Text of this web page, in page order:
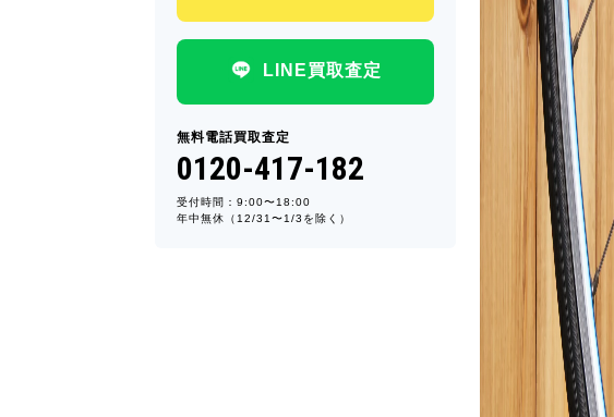
LINE買取査定
無料電話買取査定
0120-417-182
受付時間：9:00〜18:00
年中無休（12/31〜1/3を除く）